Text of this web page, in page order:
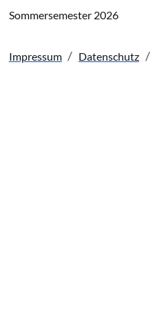
Sommersemester 2026
Impressum Datenschutz